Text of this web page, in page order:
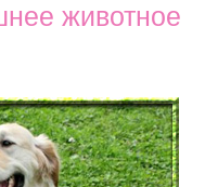
животное